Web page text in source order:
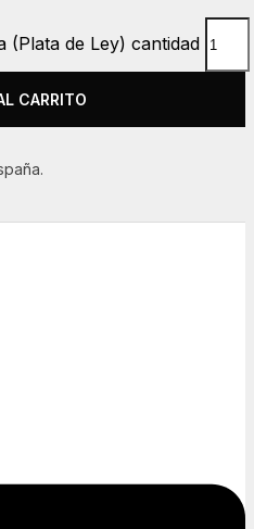
(Plata de Ley) cantidad
CARRITO